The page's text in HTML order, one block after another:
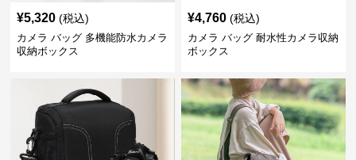
¥5,320 (税込)
カメラ バッグ 多機能防水カメラ
収納ボックス
¥4,760 (税込)
カメラ バッグ 耐水性カメラ収納
ボックス